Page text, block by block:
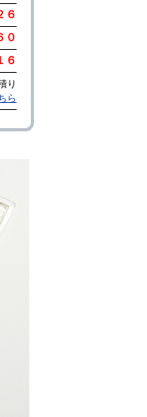
６
０
６
り
ら